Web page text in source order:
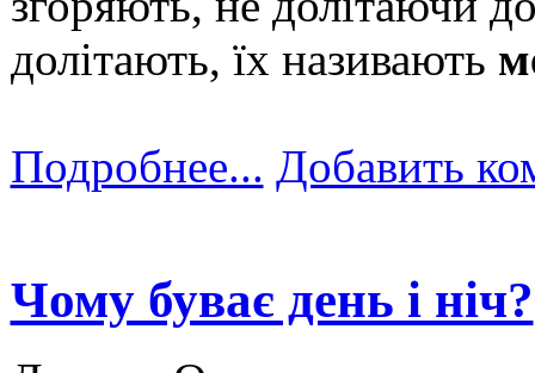
долітають, їх називають
Подробнее... Добавить
Чому буває день і ніч?